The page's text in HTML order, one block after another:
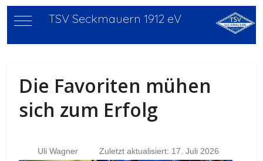
Mobile Menu Toggle
TSV Seckmauern 1912 eV
Die Favoriten mühen
sich zum Erfolg
Uli Wagner Zuletzt aktualisiert: 17. Juli 2026